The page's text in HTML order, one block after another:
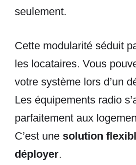
seulement.
Cette modularité séduit
les locataires. Vous
votre système lors d’un
Les équipements radio
parfaitement aux
C’est une solution
déployer.